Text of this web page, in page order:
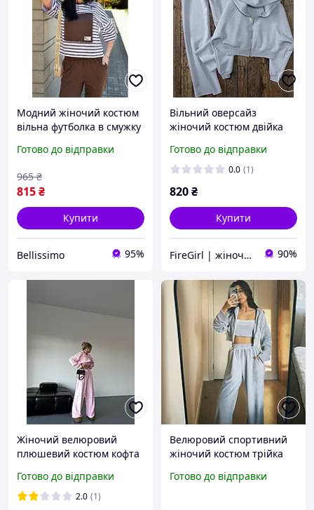
Модний жіночий костюм
вільна футболка в смужку
Готово до відправки
815₴
965 ₴
Купити
Bellissimo 95%
Вільний оверсайз
жіночий костюм двійка
Готово до відправки
0.0 (1)
820₴
Купити
FireGirl | жіночий одяг 90%
Жіночий велюровий
плюшевий костюм кофта
штани оверсайз вільного
крою рожевий чорний
Готово до відправки
2.0 (1)
Велюровий спортивний
жіночий костюм трійка
вільні штани на резинці з
Готово до відправки